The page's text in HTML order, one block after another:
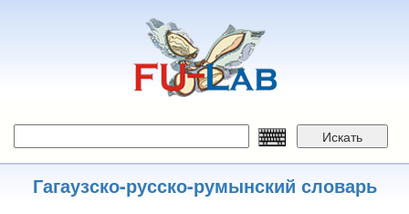
Искать
Гагаузско-русско-румынский словарь